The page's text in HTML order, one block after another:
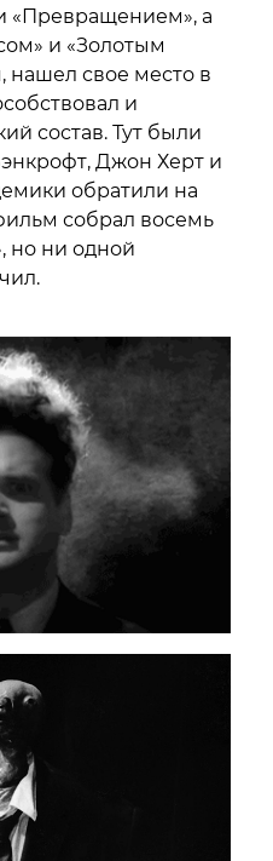
«Превращением», а
и «Золотым
нашел свое место в
и
состав. Тут были
Джон Херт и
обратили на
собрал восемь
но ни одной